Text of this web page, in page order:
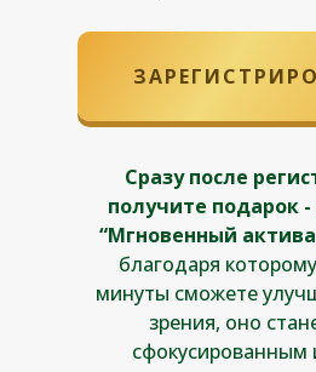
Сразу после
получите подарок
“Мгновенный
благодаря
минуты сможете
зрения, оно
сфокусированным